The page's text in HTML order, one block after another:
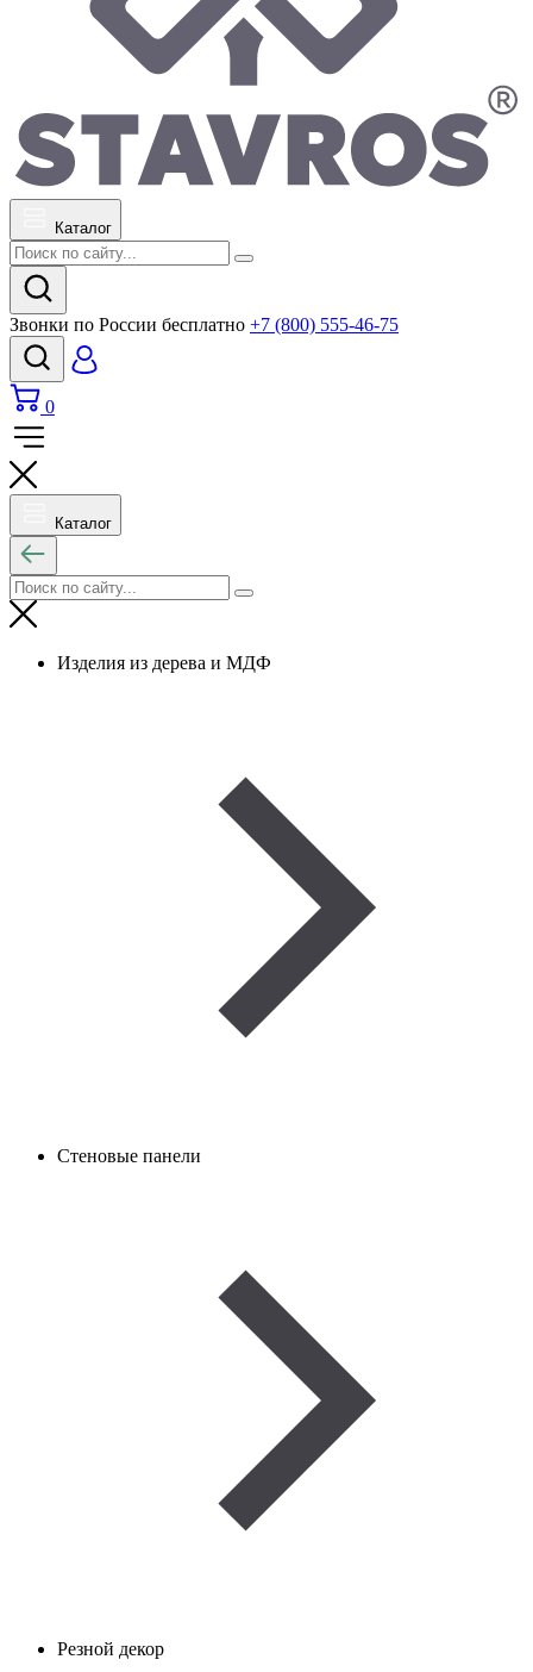
Каталог
Звонки по России бесплатно +7 (800) 555-46-75
0
Каталог
Изделия из дерева и МДФ
Стеновые панели
Резной декор